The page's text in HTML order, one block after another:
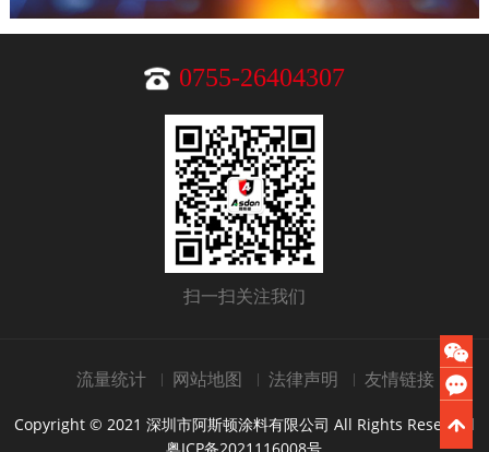
0755-26404307
扫一扫关注我们
流量统计 网站地图 法律声明 友情链接
Copyright © 2021 深圳市阿斯顿涂料有限公司 All Rights Reserved